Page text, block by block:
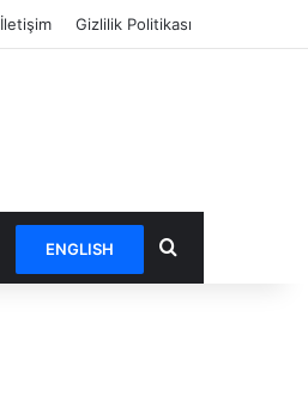
İletişim Gizlilik Politikası
ENGLISH Arama yap ...